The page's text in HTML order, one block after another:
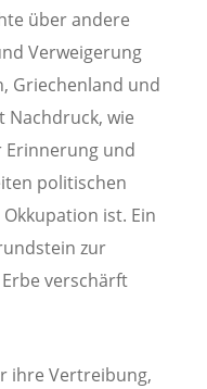
über andere
Verweigerung
Griechenland und
Nachdruck, wie
Erinnerung und
politischen
ist. Ein
zur
verschärft
ihre Vertreibung,